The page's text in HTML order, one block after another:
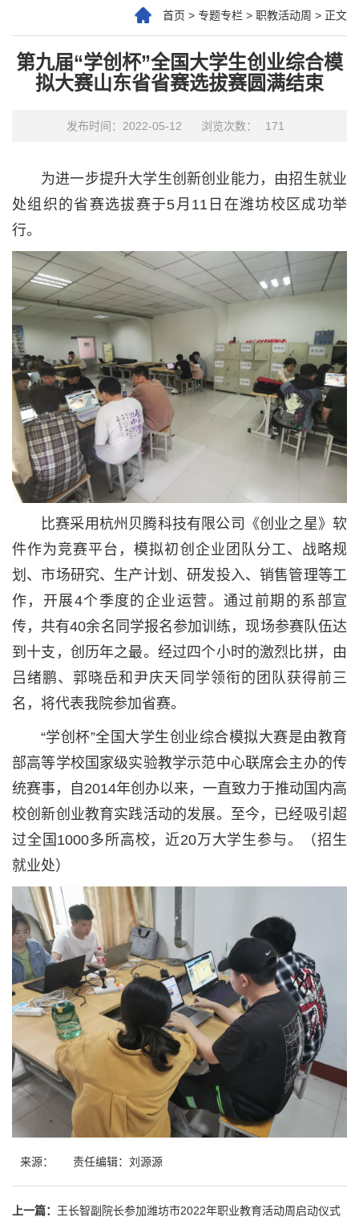
首页 > 专题专栏 > 职教活动周 > 正文
第九届“学创杯”全国大学生创业综合模
拟大赛山东省省赛选拔赛圆满结束
发布时间：2022-05-12 浏览次数： 171
为进一步提升大学生创新创业能力，由招生就业
处组织的省赛选拔赛于5月11日在潍坊校区成功举
行。
比赛采用杭州贝腾科技有限公司《创业之星》软
件作为竞赛平台，模拟初创企业团队分工、战略规
划、市场研究、生产计划、研发投入、销售管理等工
作，开展4个季度的企业运营。通过前期的系部宣
传，共有40余名同学报名参加训练，现场参赛队伍达
到十支，创历年之最。经过四个小时的激烈比拼，由
吕绪鹏、郭晓岳和尹庆天同学领衔的团队获得前三
名，将代表我院参加省赛。
“学创杯”全国大学生创业综合模拟大赛是由教育
部高等学校国家级实验教学示范中心联席会主办的传
统赛事，自2014年创办以来，一直致力于推动国内高
校创新创业教育实践活动的发展。至今，已经吸引超
过全国1000多所高校，近20万大学生参与。（招生
就业处）
来源： 责任编辑：刘源源
上一篇： 王长智副院长参加潍坊市2022年职业教育活动周启动仪式